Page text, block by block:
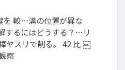
を 較…溝の位置が異な
するにはどうする？…リ
ヤスリで削る。 42 比 ￼
察